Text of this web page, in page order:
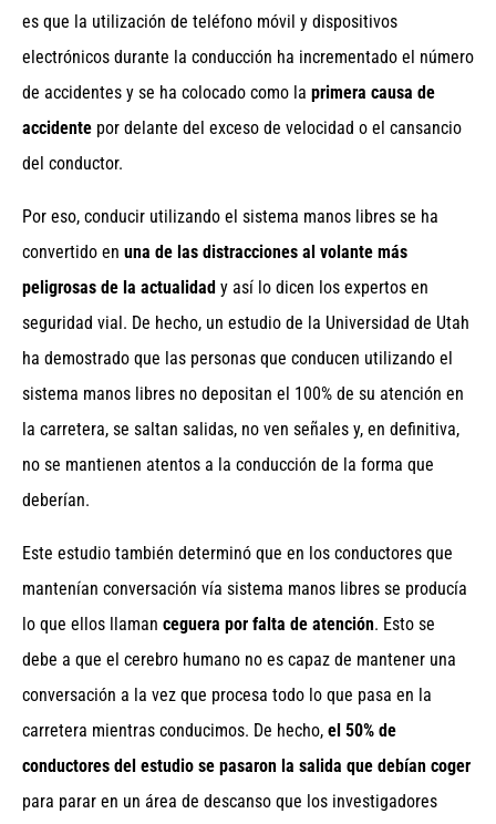
es que la utilización de teléfono móvil y dispositivos
electrónicos durante la conducción ha incrementado el número
de accidentes y se ha colocado como la primera causa de
accidente por delante del exceso de velocidad o el cansancio
del conductor.
Por eso, conducir utilizando el sistema manos libres se ha
convertido en una de las distracciones al volante más
peligrosas de la actualidad y así lo dicen los expertos en
seguridad vial. De hecho, un estudio de la Universidad de Utah
ha demostrado que las personas que conducen utilizando el
sistema manos libres no depositan el 100% de su atención en
la carretera, se saltan salidas, no ven señales y, en definitiva,
no se mantienen atentos a la conducción de la forma que
deberían.
Este estudio también determinó que en los conductores que
mantenían conversación vía sistema manos libres se producía
lo que ellos llaman  ceguera por falta de atención. Esto se
debe a que el cerebro humano no es capaz de mantener una
conversación a la vez que procesa todo lo que pasa en la
carretera mientras conducimos. De hecho, el 50% de
conductores del estudio se pasaron la salida que debían coger
para parar en un área de descanso que los investigadores